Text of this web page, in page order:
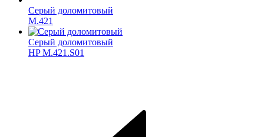
Серый доломитовый
M.421
Серый доломитовый
HP M.421.S01